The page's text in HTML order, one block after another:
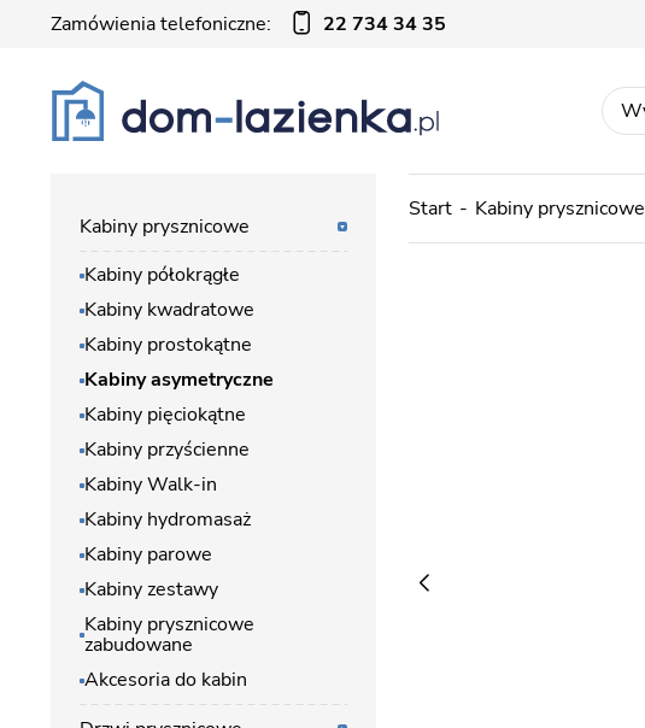
Zamówienia telefoniczne: 22 734 34 35
Start Kabiny prysznicowe
Kabiny prysznicowe
Kabiny półokrągłe
Kabiny kwadratowe
Kabiny prostokątne
Kabiny asymetryczne
Kabiny pięciokątne
Kabiny przyścienne
Kabiny Walk-in
Kabiny hydromasaż
Kabiny parowe
Kabiny zestawy
Kabiny prysznicowe
zabudowane
Akcesoria do kabin